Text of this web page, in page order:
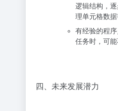
逻辑结构，
理单元格数据
有经验的程
任务时，可
四、未来发展潜力